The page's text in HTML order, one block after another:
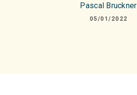
Pascal Bruckner
05/01/2022